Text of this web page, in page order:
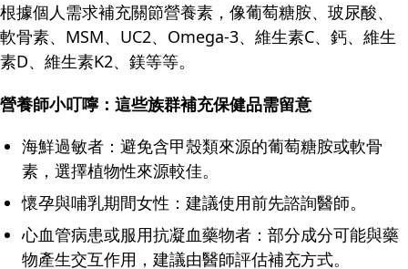
根據個人需求補充關節營養素，像葡萄糖胺、玻尿酸、
軟骨素、MSM、UC2、Omega-3、維生素C、鈣、維生
素D、維生素K2、鎂等等。
營養師小叮嚀：這些族群補充保健品需留意
海鮮過敏者：避免含甲殼類來源的葡萄糖胺或軟骨
素，選擇植物性來源較佳。
懷孕與哺乳期間女性：建議使用前先諮詢醫師。
心血管病患或服用抗凝血藥物者：部分成分可能與藥
物產生交互作用，建議由醫師評估補充方式。